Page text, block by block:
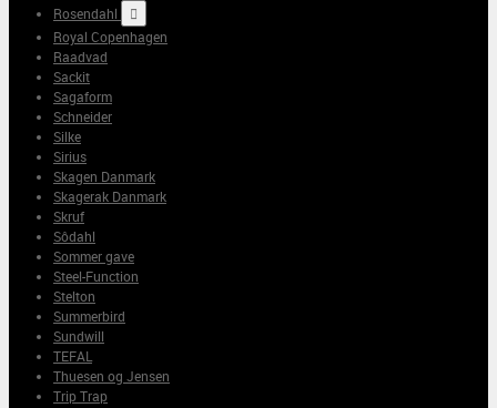
Rosendahl

Royal Copenhagen
Raadvad
Sackit
Sagaform
Schneider
Silke
Sirius
Skagen Danmark
Skagerak Danmark
Skruf
Sôdahl
Sommer gave
Steel-Function
Stelton
Summerbird
Sundwill
TEFAL
Thuesen og Jensen
Trip Trap